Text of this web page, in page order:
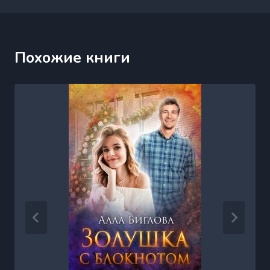
Похожие книги